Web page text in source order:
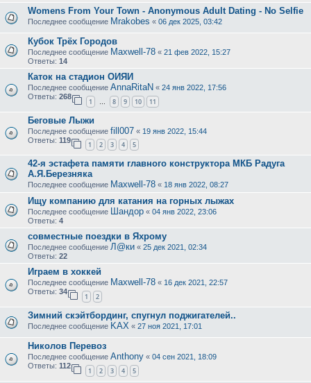
Womens From Your Town - Anonymous Adult Dating - No Selfie
Последнее сообщение Mrakobes « 06 дек 2025, 03:42
Кубок Трёх Городов
Последнее сообщение Maxwell-78 « 21 фев 2022, 15:27
Ответы: 14
Каток на стадион ОИЯИ
Последнее сообщение AnnaRitaN « 24 янв 2022, 17:56
Ответы: 268
1 … 8 9 10 11
Беговые Лыжи
Последнее сообщение fill007 « 19 янв 2022, 15:44
Ответы: 119
1 2 3 4 5
42-я эстафета памяти главного конструктора МКБ Радуга
А.Я.Березняка
Последнее сообщение Maxwell-78 « 18 янв 2022, 08:27
Ищу компанию для катания на горных лыжах
Последнее сообщение Шандор « 04 янв 2022, 23:06
Ответы: 4
совместные поездки в Яхрому
Последнее сообщение Л@ки « 25 дек 2021, 02:34
Ответы: 22
Играем в хоккей
Последнее сообщение Maxwell-78 « 16 дек 2021, 22:57
Ответы: 34
1 2
Зимний скэйтбординг, спугнул поджигателей..
Последнее сообщение KAX « 27 ноя 2021, 17:01
Николов Перевоз
Последнее сообщение Anthony « 04 сен 2021, 18:09
Ответы: 112
1 2 3 4 5